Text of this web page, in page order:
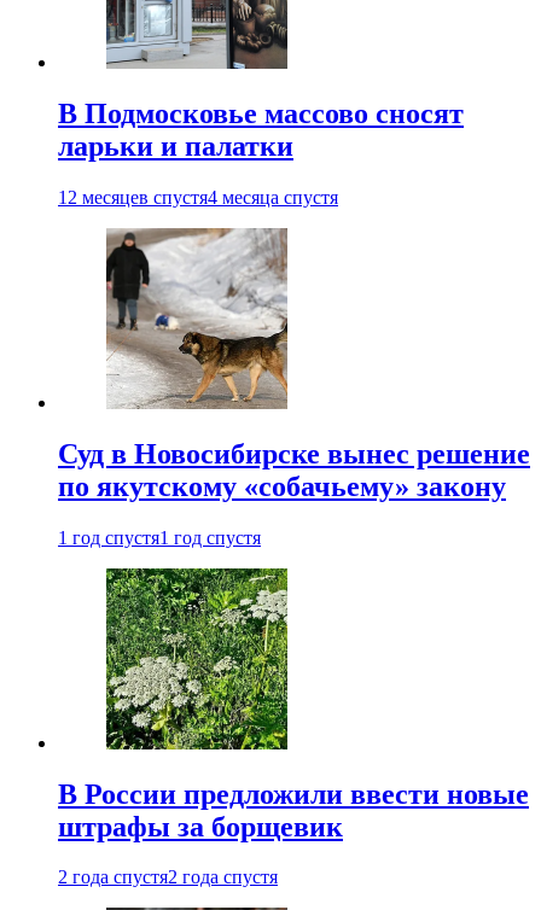
В Подмосковье массово сносят
ларьки и палатки
12 месяцев спустя4 месяца спустя
Суд в Новосибирске вынес решение
по якутскому «собачьему» закону
1 год спустя1 год спустя
В России предложили ввести новые
штрафы за борщевик
2 года спустя2 года спустя